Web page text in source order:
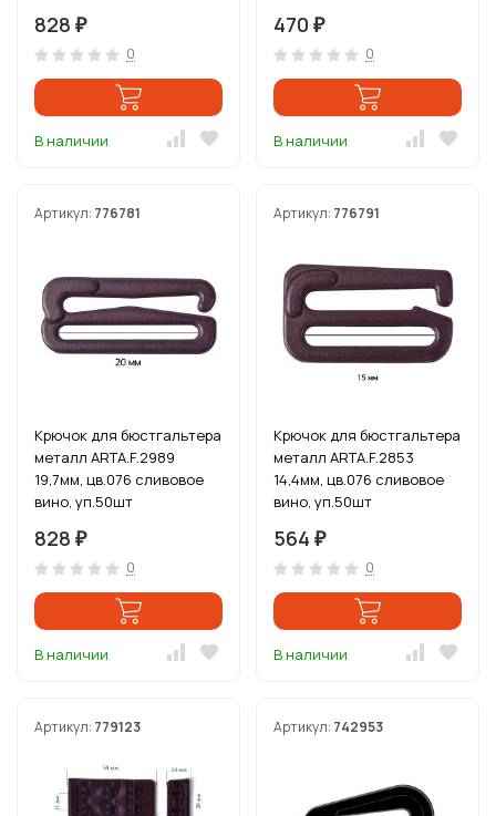
828 ₽
0
В наличии
470 ₽
0
В наличии
Артикул: 776781
Крючок для бюстгальтера
металл ARTA.F.2989
19,7мм, цв.076 сливовое
вино, уп.50шт
828 ₽
0
В наличии
Артикул: 776791
Крючок для бюстгальтера
металл ARTA.F.2853
14,4мм, цв.076 сливовое
вино, уп.50шт
564 ₽
0
В наличии
Артикул: 779123 Артикул: 742953